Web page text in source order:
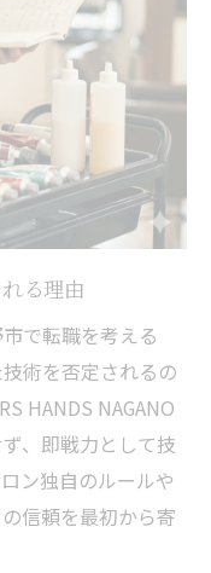
る理由
で転職を考える
術を否定されるの
HANDS NAGANO
、即戦力として技
ン独自のルールや
信頼を最初から寄